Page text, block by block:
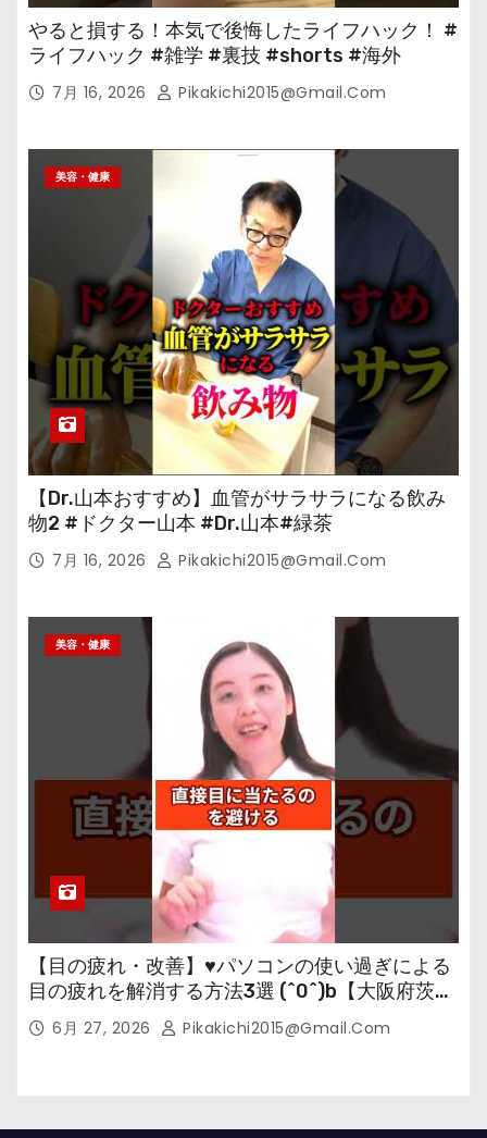
やると損する！本気で後悔したライフハック！ #
ライフハック #雑学 #裏技 #shorts #海外
7月 16, 2026 Pikakichi2015@gmail.com
美容・健康
【Dr.山本おすすめ】血管がサラサラになる飲み
物2 #ドクター山本 #Dr.山本#緑茶
7月 16, 2026 Pikakichi2015@gmail.com
美容・健康
【目の疲れ・改善】♥パソコンの使い過ぎによる
目の疲れを解消する方法3選 (^0^)b【大阪府茨木
市の女性・美容鍼灸・整体師が教えます。】
6月 27, 2026 Pikakichi2015@gmail.com